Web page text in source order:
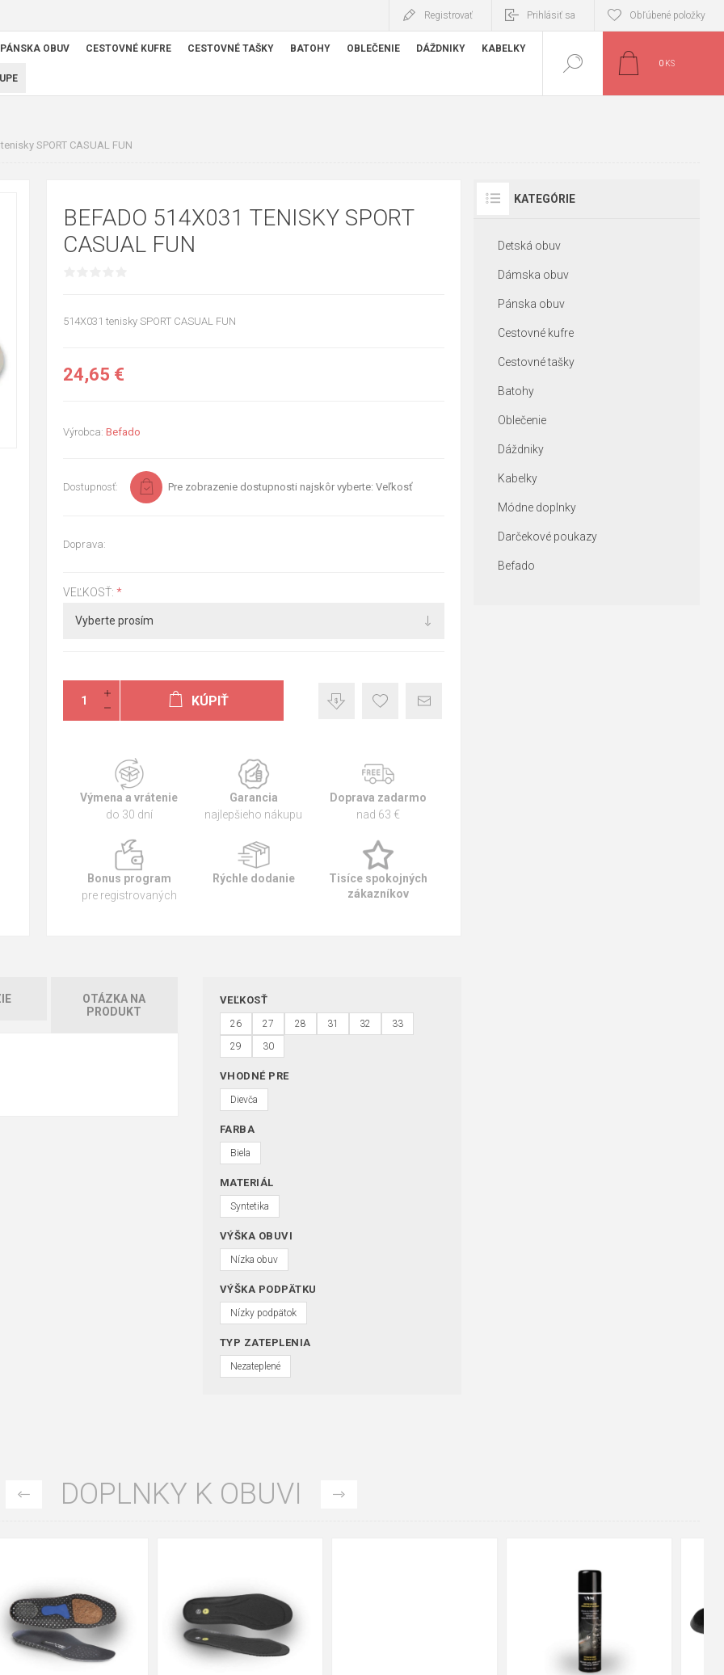
Registrovať Prihlásiť sa Obľúbené položky
PÁNSKA OBUV CESTOVNÉ KUFRE CESTOVNÉ TAŠKY BATOHY OBLEČENIE DÁŽDNIKY KABELKY
0 KS
SPORT CASUAL FUN
BEFADO 514X031 TENISKY SPORT
CASUAL FUN
514X031 tenisky SPORT CASUAL FUN
24,65 €
Výrobca: Befado
Dostupnosť: Pre zobrazenie dostupnosti najskôr vyberte: Veľkosť
Doprava:
VEĽKOSŤ: *
KÚPIŤ
Výmena a vrátenie
do 30 dní
Garancia
najlepšieho nákupu
Doprava zadarmo
nad 63 €
Bonus program
pre registrovaných
Rýchle dodanie
Tisíce spokojných
zákazníkov
OTÁZKA NA
PRODUKT
VEĽKOSŤ
26 27 28 31 32
33
29
30
VHODNÉ PRE
Dievča
FARBA
Biela
MATERIÁL
Syntetika
VÝŠKA OBUVI
Nízka obuv
VÝŠKA PODPÄTKU
Nízky podpätok
TYP ZATEPLENIA
Nezateplené
KATEGÓRIE
Detská obuv
Dámska obuv
Pánska obuv
Cestovné kufre
Cestovné tašky
Batohy
Oblečenie
Dáždniky
Kabelky
Módne doplnky
Darčekové poukazy
Befado
DOPLNKY K OBUVI
42